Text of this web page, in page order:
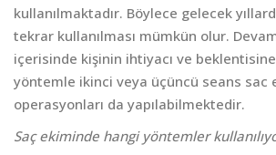
kullanılmaktadır. Böylece gelecek
tekrar kullanılması mümkün olur.
içerisinde kişinin ihtiyacı ve
yöntemle ikinci veya üçüncü seans sac
operasyonları da yapılabilmektedir.
Saç ekiminde hangi yöntemler